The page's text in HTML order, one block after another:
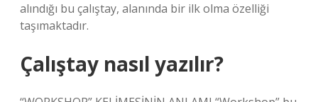
alındığı bu çalıştay, alanında bir ilk olma özelliği
taşımaktadır.
Çalıştay nasıl yazılır?